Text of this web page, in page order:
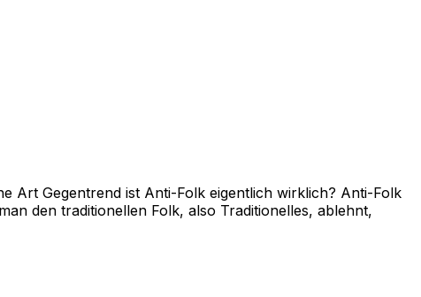
Art Gegentrend ist Anti-Folk eigentlich wirklich? Anti-Folk
den traditionellen Folk, also Traditionelles, ablehnt,